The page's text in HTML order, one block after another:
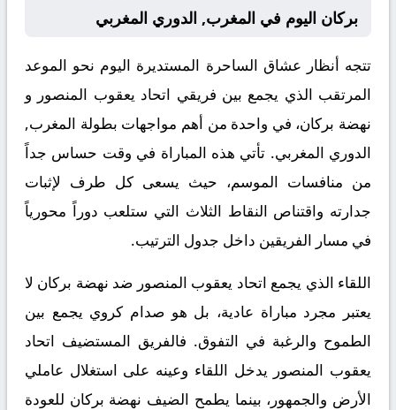
بركان اليوم في المغرب, الدوري المغربي
تتجه أنظار عشاق الساحرة المستديرة اليوم نحو الموعد
المرتقب الذي يجمع بين فريقي اتحاد يعقوب المنصور و
نهضة بركان، في واحدة من أهم مواجهات بطولة المغرب,
الدوري المغربي. تأتي هذه المباراة في وقت حساس جداً
من منافسات الموسم، حيث يسعى كل طرف لإثبات
جدارته واقتناص النقاط الثلاث التي ستلعب دوراً محورياً
في مسار الفريقين داخل جدول الترتيب.
اللقاء الذي يجمع اتحاد يعقوب المنصور ضد نهضة بركان لا
يعتبر مجرد مباراة عادية، بل هو صدام كروي يجمع بين
الطموح والرغبة في التفوق. فالفريق المستضيف اتحاد
يعقوب المنصور يدخل اللقاء وعينه على استغلال عاملي
الأرض والجمهور، بينما يطمح الضيف نهضة بركان للعودة